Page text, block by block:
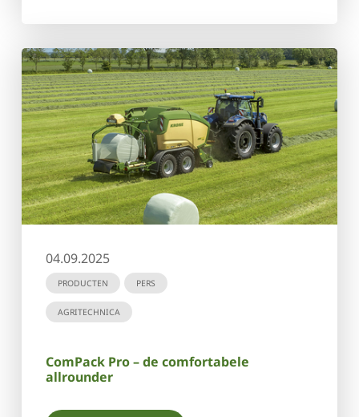
04.09.2025
PRODUCTEN PERS
AGRITECHNICA
ComPack Pro – de comfortabele
allrounder